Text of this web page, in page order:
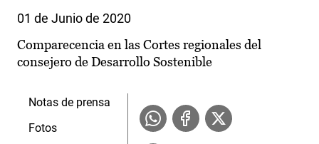
01 de Junio de 2020
Comparecencia en las Cortes regionales del
consejero de Desarrollo Sostenible
Notas de prensa
Fotos